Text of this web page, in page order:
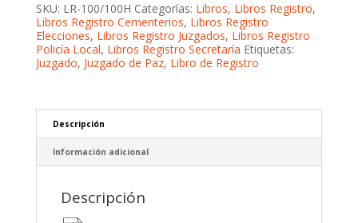
SKU: LR-100/100H Categorías: Libros, Libros Registro,
Libros Registro Cementerios, Libros Registro
Elecciones, Libros Registro Juzgados, Libros Registro
Policía Local, Libros Registro Secretaría Etiquetas:
Juzgado, Juzgado de Paz, Libro de Registro
Descripción
Información adicional
Descripción